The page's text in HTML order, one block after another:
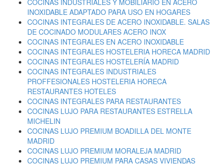
COCINAS INDUSTRIALES Y MOBILIARIO EN ACERO
INOXIDABLE ADAPTADO PARA USO EN HOGARES
COCINAS INTEGRALES DE ACERO INOXIDABLE. SALAS
DE COCINADO MODULARES ACERO INOX
COCINAS INTEGRALES EN ACERO INOXIDABLE
COCINAS INTEGRALES HOSTELERIA HORECA MADRID
COCINAS INTEGRALES HOSTELERÍA MADRID
COCINAS INTEGRALES INDUSTRIALES
PROFFESIONALES HOSTELERIA HORECA
RESTAURANTES HOTELES
COCINAS INTEGRALES PARA RESTAURANTES
COCINAS LUJO PARA RESTAURANTES ESTRELLA
MICHELIN
COCINAS LUJO PREMIUM BOADILLA DEL MONTE
MADRID
COCINAS LUJO PREMIUM MORALEJA MADRID
COCINAS LUJO PREMIUM PARA CASAS VIVIENDAS